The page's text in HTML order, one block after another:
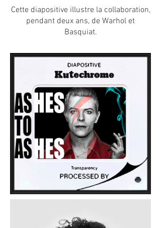
Cette diapositive illustre la collaboration,
pendant deux ans, de Warhol et
Basquiat.